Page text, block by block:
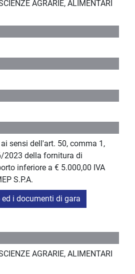
AGRARIE, ALIMENTARI
sensi dell'art. 50, comma 1,
2023 della fornitura di
inferiore a € 5.000,00 IVA
S.P.A.
i documenti di gara
AGRARIE, ALIMENTARI